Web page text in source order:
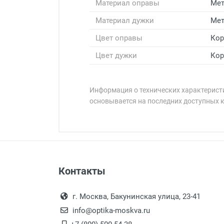
Материал оправы
Материал дужки
Цвет оправы
Цвет дужки
Информация о технических
основывается на последних доступных
Ширина линзы:
Перечисление средств на
Выдаем товар в рабочие
После того, как заказ
Для получения товара при
Заказ необходимо
Контакты
г. Москва, Бакунинская улица, 23-41
info@optika-moskva.ru